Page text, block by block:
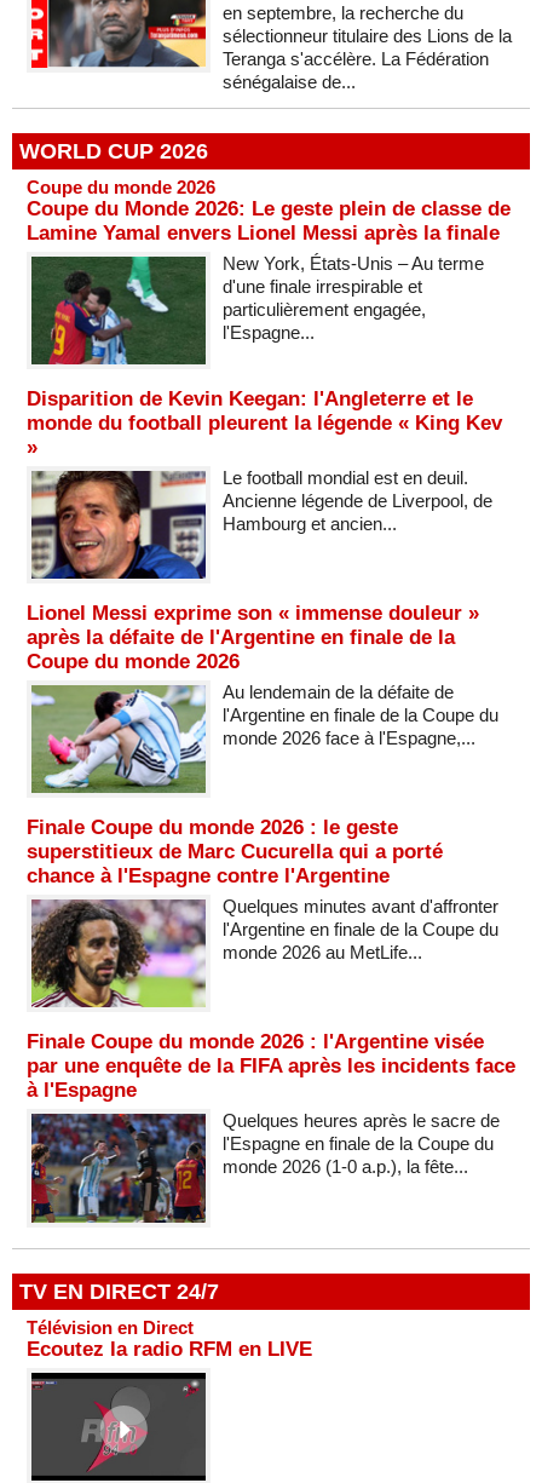
en septembre, la recherche du
sélectionneur titulaire des Lions de la
Teranga s'accélère. La Fédération
sénégalaise de...
WORLD CUP 2026
Coupe du monde 2026
Coupe du Monde 2026: Le geste plein de classe de
Lamine Yamal envers Lionel Messi après la finale
New York, États-Unis – Au terme
d'une finale irrespirable et
particulièrement engagée,
l'Espagne...
Disparition de Kevin Keegan: l'Angleterre et le
monde du football pleurent la légende « King Kev
»
Le football mondial est en deuil.
Ancienne légende de Liverpool, de
Hambourg et ancien...
Lionel Messi exprime son « immense douleur »
après la défaite de l'Argentine en finale de la
Coupe du monde 2026
Au lendemain de la défaite de
l'Argentine en finale de la Coupe du
monde 2026 face à l'Espagne,...
Finale Coupe du monde 2026 : le geste
superstitieux de Marc Cucurella qui a porté
chance à l'Espagne contre l'Argentine
Quelques minutes avant d'affronter
l'Argentine en finale de la Coupe du
monde 2026 au MetLife...
Finale Coupe du monde 2026 : l'Argentine visée
par une enquête de la FIFA après les incidents face
à l'Espagne
Quelques heures après le sacre de
l'Espagne en finale de la Coupe du
monde 2026 (1-0 a.p.), la fête...
TV EN DIRECT 24/7
Télévision en Direct
Ecoutez la radio RFM en LIVE